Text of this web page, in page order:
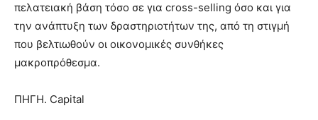
πελατειακή βάση τόσο σε για cross-selling όσο και για
την ανάπτυξη των δραστηριοτήτων της, από τη στιγμή
που βελτιωθούν οι οικονομικές συνθήκες
μακροπρόθεσμα.
ΠΗΓΗ. Capital